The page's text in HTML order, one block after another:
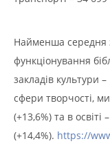
Найменша середня
функціонування
закладів культури
сфери творчості,
(+13,6%) та в освіті
(+14,4%). https://